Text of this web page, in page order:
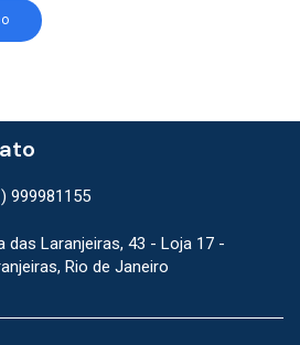
999981155
das Laranjeiras, 43 - Loja 17 -
Rio de Janeiro